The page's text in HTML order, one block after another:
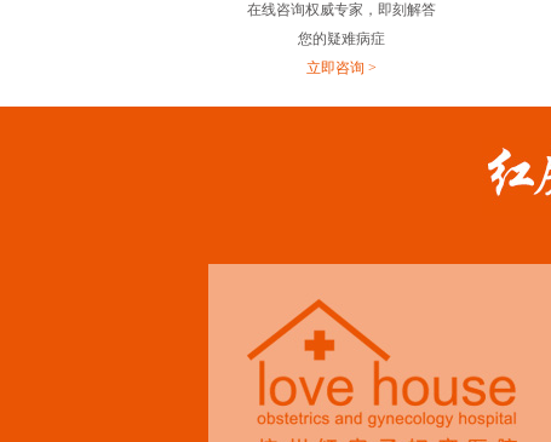
在线咨询权威专家，即刻解答
您的疑难病症
立即咨询 >